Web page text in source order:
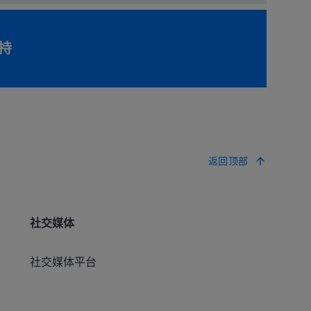
返回顶部
社交媒体
社交媒体平台